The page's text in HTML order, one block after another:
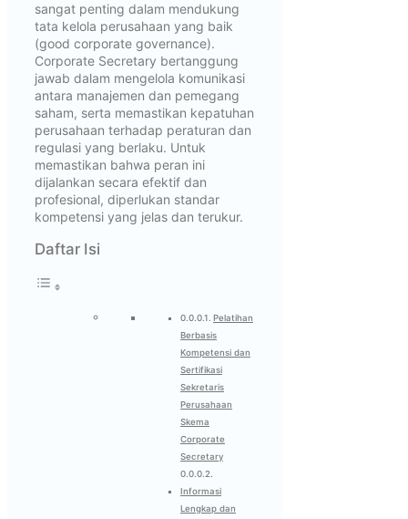
sangat penting dalam mendukung
tata kelola perusahaan yang baik
(good corporate governance).
Corporate Secretary bertanggung
jawab dalam mengelola komunikasi
antara manajemen dan pemegang
saham, serta memastikan kepatuhan
perusahaan terhadap peraturan dan
regulasi yang berlaku. Untuk
memastikan bahwa peran ini
dijalankan secara efektif dan
profesional, diperlukan standar
kompetensi yang jelas dan terukur.
Daftar Isi
Pelatihan
Berbasis
Kompetensi dan
Sertifikasi
Sekretaris
Perusahaan
Skema
Corporate
Secretary
Informasi
Lengkap dan